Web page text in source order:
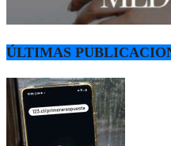
ÚLTIMAS